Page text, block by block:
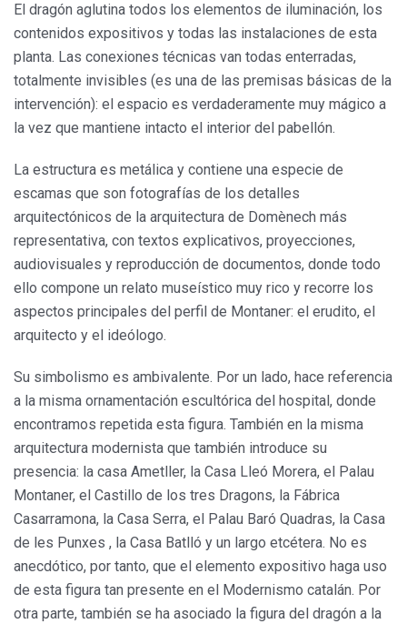
El dragón aglutina todos los elementos de iluminación, los
contenidos expositivos y todas las instalaciones de esta
planta. Las conexiones técnicas van todas enterradas,
totalmente invisibles (es una de las premisas básicas de la
intervención): el espacio es verdaderamente muy mágico a
la vez que mantiene intacto el interior del pabellón.
La estructura es metálica y contiene una especie de
escamas que son fotografías de los detalles
arquitectónicos de la arquitectura de Domènech más
representativa, con textos explicativos, proyecciones,
audiovisuales y reproducción de documentos, donde todo
ello compone un relato museístico muy rico y recorre los
aspectos principales del perfil de Montaner: el erudito, el
arquitecto y el ideólogo.
Su simbolismo es ambivalente. Por un lado, hace referencia
a la misma ornamentación escultórica del hospital, donde
encontramos repetida esta figura. También en la misma
arquitectura modernista que también introduce su
presencia: la casa Ametller, la Casa Lleó Morera, el Palau
Montaner, el Castillo de los tres Dragons, la Fábrica
Casarramona, la Casa Serra, el Palau Baró Quadras, la Casa
de les Punxes , la Casa Batlló y un largo etcétera. No es
anecdótico, por tanto, que el elemento expositivo haga uso
de esta figura tan presente en el Modernismo catalán. Por
otra parte, también se ha asociado la figura del dragón a la